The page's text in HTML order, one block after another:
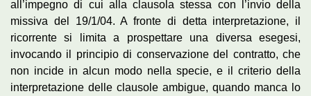
all’impegno di cui alla clausola stessa con l’invio della
missiva del 19/1/04. A fronte di detta interpretazione, il
ricorrente si limita a prospettare una diversa esegesi,
invocando il principio di conservazione del contratto, che
non incide in alcun modo nella specie, e il criterio della
interpretazione delle clausole ambigue, quando manca lo